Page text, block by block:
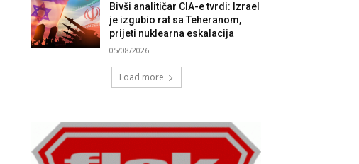
Bivši analitičar CIA-e tvrdi: Izrael
je izgubio rat sa Teheranom,
prijeti nuklearna eskalacija
05/08/2026
Load more